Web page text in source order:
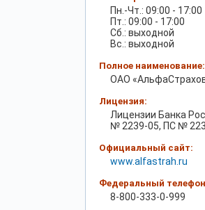
Пн.-Чт.: 09:00 - 17:00
Пт.: 09:00 - 17:00
Сб.: выходной
Вс.: выходной
Полное наименование:
ОАО
Лицензия:
Лицензии Банка
№ 2239-05, ПС №
Официальный сайт:
www.alfastrah.ru
Федеральный
8-800-333-0-999